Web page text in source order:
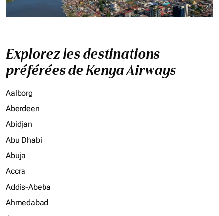
Explorez les destinations
préférées de Kenya Airways
Aalborg
Aberdeen
Abidjan
Abu Dhabi
Abuja
Accra
Addis-Abeba
Ahmedabad